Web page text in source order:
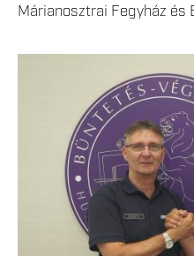
Márianosztrai Fegyház és